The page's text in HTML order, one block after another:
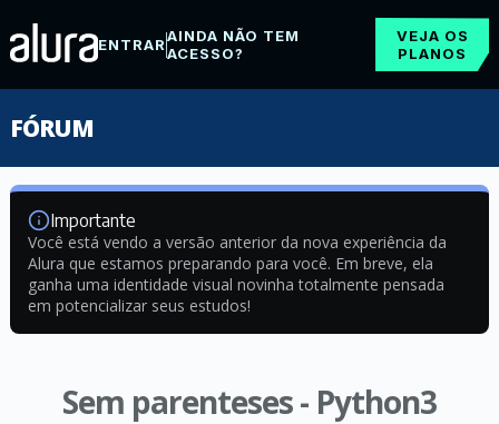
ENTRARAINDA NÃO TEM
ACESSO?
VEJA OS
PLANOS
FÓRUM
Importante
Você está vendo a versão anterior da nova experiência da
Alura que estamos preparando para você. Em breve, ela
ganha uma identidade visual novinha totalmente pensada
em potencializar seus estudos!
Sem parenteses - Python3